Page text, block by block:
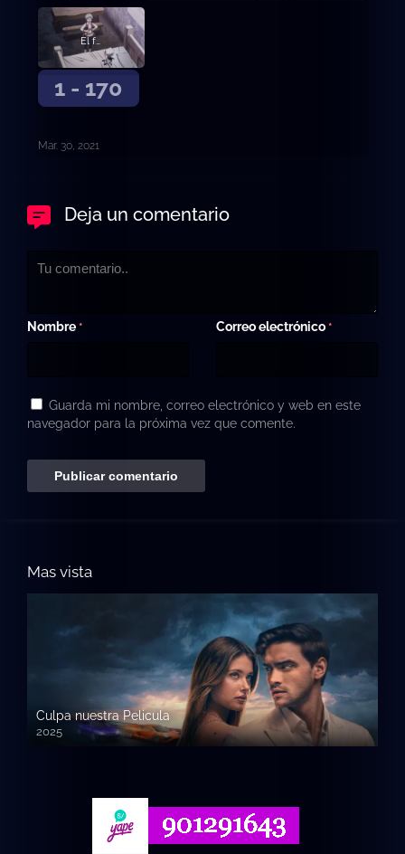
1 - 170
El futuro distante
Mar. 30, 2021
Deja un comentario
Nombre * Correo electrónico *
Guarda mi nombre, correo electrónico y web en este
navegador para la próxima vez que comente.
Mas vista
Culpa nuestra Pelicula
2025
720p HD